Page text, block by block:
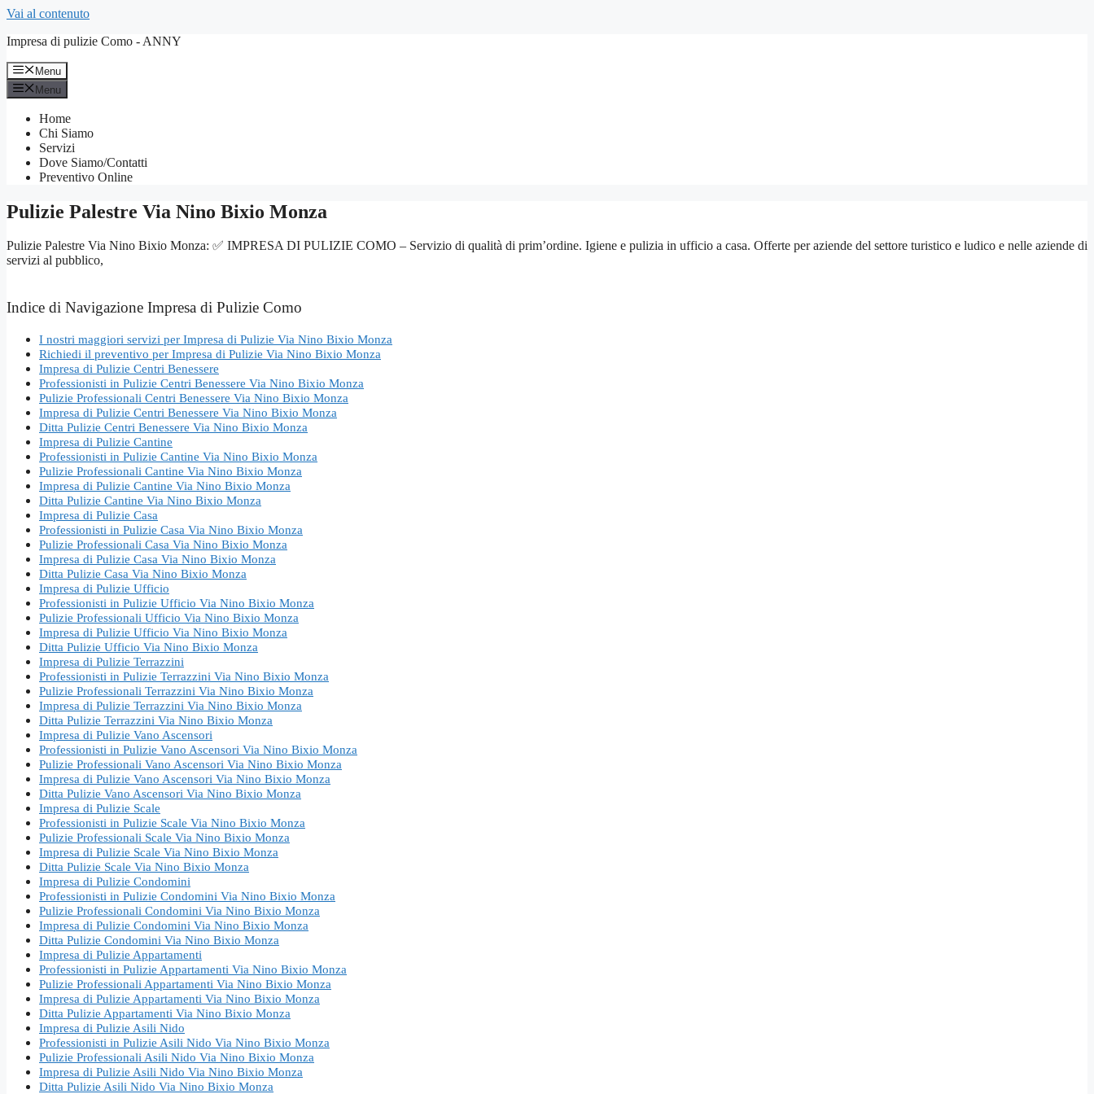
Vai al contenuto
Impresa di pulizie Como - ANNY
Menu
Menu
Home
Chi Siamo
Servizi
Dove Siamo/Contatti
Preventivo Online
Pulizie Palestre Via Nino Bixio Monza
Pulizie Palestre Via Nino Bixio Monza: ✅ IMPRESA DI PULIZIE COMO – Servizio di qualità di prim’ordine. Igiene e pulizia in ufficio a casa. Offerte per aziende del settore turistico e ludico e nelle aziende di
servizi al pubblico,
Indice di Navigazione Impresa di Pulizie Como
I nostri maggiori servizi per Impresa di Pulizie Via Nino Bixio Monza
Richiedi il preventivo per Impresa di Pulizie Via Nino Bixio Monza
Impresa di Pulizie Centri Benessere
Professionisti in Pulizie Centri Benessere Via Nino Bixio Monza
Pulizie Professionali Centri Benessere Via Nino Bixio Monza
Impresa di Pulizie Centri Benessere Via Nino Bixio Monza
Ditta Pulizie Centri Benessere Via Nino Bixio Monza
Impresa di Pulizie Cantine
Professionisti in Pulizie Cantine Via Nino Bixio Monza
Pulizie Professionali Cantine Via Nino Bixio Monza
Impresa di Pulizie Cantine Via Nino Bixio Monza
Ditta Pulizie Cantine Via Nino Bixio Monza
Impresa di Pulizie Casa
Professionisti in Pulizie Casa Via Nino Bixio Monza
Pulizie Professionali Casa Via Nino Bixio Monza
Impresa di Pulizie Casa Via Nino Bixio Monza
Ditta Pulizie Casa Via Nino Bixio Monza
Impresa di Pulizie Ufficio
Professionisti in Pulizie Ufficio Via Nino Bixio Monza
Pulizie Professionali Ufficio Via Nino Bixio Monza
Impresa di Pulizie Ufficio Via Nino Bixio Monza
Ditta Pulizie Ufficio Via Nino Bixio Monza
Impresa di Pulizie Terrazzini
Professionisti in Pulizie Terrazzini Via Nino Bixio Monza
Pulizie Professionali Terrazzini Via Nino Bixio Monza
Impresa di Pulizie Terrazzini Via Nino Bixio Monza
Ditta Pulizie Terrazzini Via Nino Bixio Monza
Impresa di Pulizie Vano Ascensori
Professionisti in Pulizie Vano Ascensori Via Nino Bixio Monza
Pulizie Professionali Vano Ascensori Via Nino Bixio Monza
Impresa di Pulizie Vano Ascensori Via Nino Bixio Monza
Ditta Pulizie Vano Ascensori Via Nino Bixio Monza
Impresa di Pulizie Scale
Professionisti in Pulizie Scale Via Nino Bixio Monza
Pulizie Professionali Scale Via Nino Bixio Monza
Impresa di Pulizie Scale Via Nino Bixio Monza
Ditta Pulizie Scale Via Nino Bixio Monza
Impresa di Pulizie Condomini
Professionisti in Pulizie Condomini Via Nino Bixio Monza
Pulizie Professionali Condomini Via Nino Bixio Monza
Impresa di Pulizie Condomini Via Nino Bixio Monza
Ditta Pulizie Condomini Via Nino Bixio Monza
Impresa di Pulizie Appartamenti
Professionisti in Pulizie Appartamenti Via Nino Bixio Monza
Pulizie Professionali Appartamenti Via Nino Bixio Monza
Impresa di Pulizie Appartamenti Via Nino Bixio Monza
Ditta Pulizie Appartamenti Via Nino Bixio Monza
Impresa di Pulizie Asili Nido
Professionisti in Pulizie Asili Nido Via Nino Bixio Monza
Pulizie Professionali Asili Nido Via Nino Bixio Monza
Impresa di Pulizie Asili Nido Via Nino Bixio Monza
Ditta Pulizie Asili Nido Via Nino Bixio Monza